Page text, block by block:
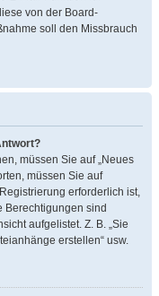
von der Board-
soll den Missbrauch
müssen Sie auf „Neues
müssen Sie auf
erforderlich ist,
Berechtigungen sind
aufgelistet. Z. B. „Sie
erstellen“ usw.